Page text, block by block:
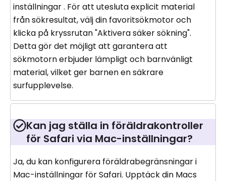
inställningar . För att utesluta explicit material
från sökresultat, välj din favoritsökmotor och
klicka på kryssrutan "Aktivera säker sökning".
Detta gör det möjligt att garantera att
sökmotorn erbjuder lämpligt och barnvänligt
material, vilket ger barnen en säkrare
surfupplevelse.
Kan jag ställa in föräldrakontroller
för Safari via Mac-inställningar?
Ja, du kan konfigurera föräldrabegränsningar i
Mac-inställningar för Safari. Upptäck din Macs